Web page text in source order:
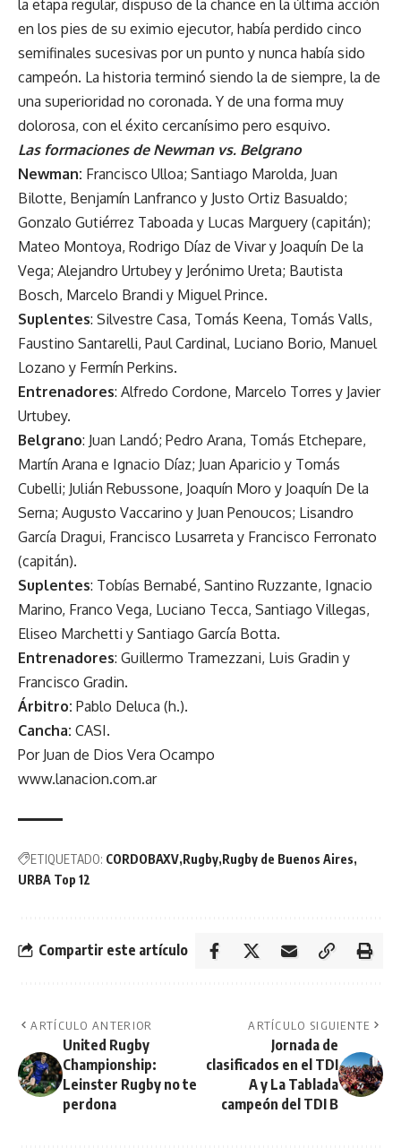
la etapa regular, dispuso de la chance en la última acción
en los pies de su eximio ejecutor, había perdido cinco
semifinales sucesivas por un punto y nunca había sido
campeón. La historia terminó siendo la de siempre, la de
una superioridad no coronada. Y de una forma muy
dolorosa, con el éxito cercanísimo pero esquivo.
Las formaciones de Newman vs. Belgrano
Newman: Francisco Ulloa; Santiago Marolda, Juan
Bilotte, Benjamín Lanfranco y Justo Ortiz Basualdo;
Gonzalo Gutiérrez Taboada y Lucas Marguery (capitán);
Mateo Montoya, Rodrigo Díaz de Vivar y Joaquín De la
Vega; Alejandro Urtubey y Jerónimo Ureta; Bautista
Bosch, Marcelo Brandi y Miguel Prince.
Suplentes: Silvestre Casa, Tomás Keena, Tomás Valls,
Faustino Santarelli, Paul Cardinal, Luciano Borio, Manuel
Lozano y Fermín Perkins.
Entrenadores: Alfredo Cordone, Marcelo Torres y Javier
Urtubey.
Belgrano: Juan Landó; Pedro Arana, Tomás Etchepare,
Martín Arana e Ignacio Díaz; Juan Aparicio y Tomás
Cubelli; Julián Rebussone, Joaquín Moro y Joaquín De la
Serna; Augusto Vaccarino y Juan Penoucos; Lisandro
García Dragui, Francisco Lusarreta y Francisco Ferronato
(capitán).
Suplentes: Tobías Bernabé, Santino Ruzzante, Ignacio
Marino, Franco Vega, Luciano Tecca, Santiago Villegas,
Eliseo Marchetti y Santiago García Botta.
Entrenadores: Guillermo Tramezzani, Luis Gradin y
Francisco Gradin.
Árbitro: Pablo Deluca (h.).
Cancha: CASI.
Por Juan de Dios Vera Ocampo
www.lanacion.com.ar
ETIQUETADO: CORDOBAXV Rugby Rugby de Buenos Aires
URBA Top 12
Compartir este artículo
ARTÍCULO ANTERIOR
United Rugby
Championship:
Leinster Rugby no te
perdona
ARTÍCULO SIGUIENTE
Jornada de
clasificados en el TDI
A y La Tablada
campeón del TDI B